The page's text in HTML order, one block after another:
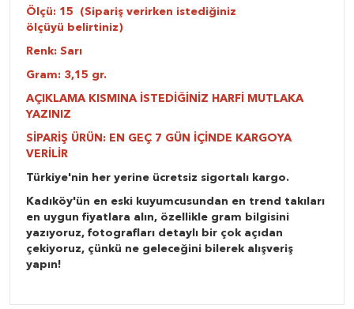
Ölçü: 15 (Sipariş verirken istediğiniz
ölçüyü belirtiniz)
Renk: Sarı
Gram: 3,15 gr.
AÇIKLAMA KISMINA İSTEDİĞİNİZ HARFİ MUTLAKA
YAZINIZ
SİPARİŞ ÜRÜN: EN GEÇ 7 GÜN İÇİNDE KARGOYA
VERİLİR
Türkiye'nin her yerine ücretsiz sigortalı kargo.
Kadıköy'ün en eski kuyumcusundan en trend takıları
en uygun fiyatlara alın, özellikle gram bilgisini
yazıyoruz, fotografları detaylı bir çok açıdan
çekiyoruz, çünkü ne geleceğini bilerek alışveriş
yapın!